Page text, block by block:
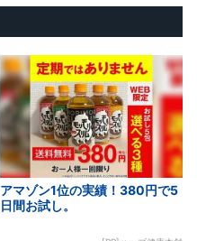
アマゾン1位の実績！380円で5
日間お試し。